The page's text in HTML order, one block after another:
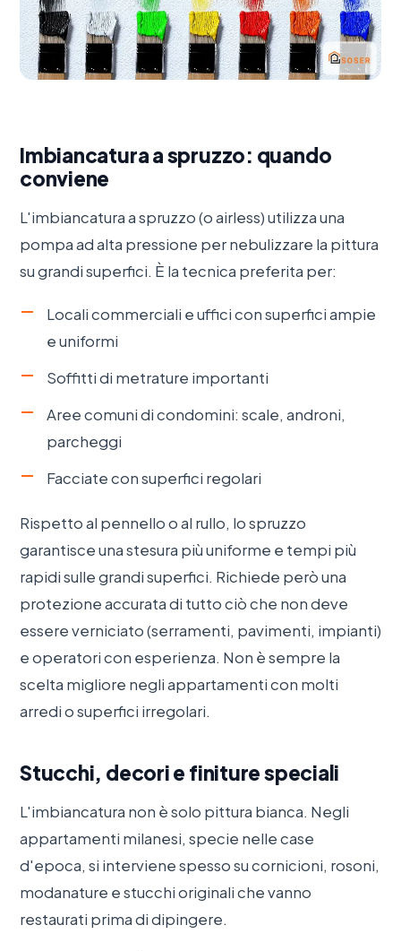
Imbiancatura a spruzzo: quando
conviene
L'imbiancatura a spruzzo (o airless) utilizza una
pompa ad alta pressione per nebulizzare la pittura
su grandi superfici. È la tecnica preferita per:
Locali commerciali e uffici con superfici ampie
e uniformi
Soffitti di metrature importanti
Aree comuni di condomini: scale, androni,
parcheggi
Facciate con superfici regolari
Rispetto al pennello o al rullo, lo spruzzo
garantisce una stesura più uniforme e tempi più
rapidi sulle grandi superfici. Richiede però una
protezione accurata di tutto ciò che non deve
essere verniciato (serramenti, pavimenti, impianti)
e operatori con esperienza. Non è sempre la
scelta migliore negli appartamenti con molti
arredi o superfici irregolari.
Stucchi, decori e finiture speciali
L'imbiancatura non è solo pittura bianca. Negli
appartamenti milanesi, specie nelle case
d'epoca, si interviene spesso su cornicioni, rosoni,
modanature e stucchi originali che vanno
restaurati prima di dipingere.